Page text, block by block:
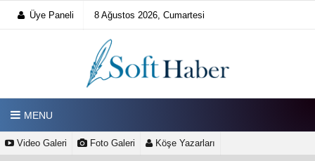
Üye Paneli 8 Ağustos 2026, Cumartesi
MENU
Video Galeri Foto Galeri Köşe Yazarları